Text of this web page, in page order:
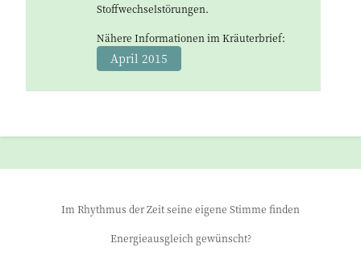
Stoffwechselstörungen.
Nähere Informationen im Kräuterbrief:
April 2015
Im Rhythmus der Zeit seine eigene Stimme finden
Energieausgleich gewünscht?